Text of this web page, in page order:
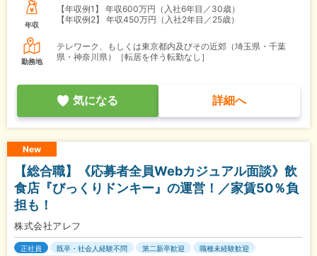
年収
【年収例1】
年収600万円（入社6年目／30歳）
【年収例2】
年収450万円（入社2年目／25歳）
勤務地
テレワーク、もしくは東京都内及びその近郊（埼玉県・千葉
県・神奈川県）［転居を伴う転勤なし］
気になる 詳細へ
New
【総合職】《応募者全員Webカジュアル面談》飲
食店『びっくりドンキー』の運営！／家賃50％負
担も！
株式会社アレフ
正社員 既卒・社会人経験不問 第二新卒歓迎
職種未経験歓迎